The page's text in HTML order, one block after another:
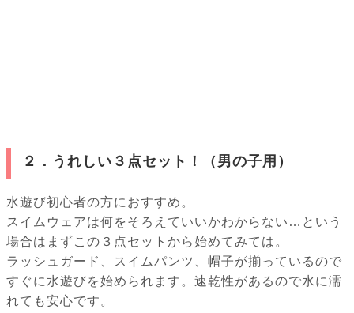
２．うれしい３点セット！（男の子用）
水遊び初心者の方におすすめ。
スイムウェアは何をそろえていいかわからない…という
場合はまずこの３点セットから始めてみては。
ラッシュガード、スイムパンツ、帽子が揃っているので
すぐに水遊びを始められます。速乾性があるので水に濡
れても安心です。